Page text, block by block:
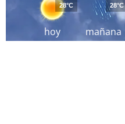
hoy
28°C
mañana
28°C